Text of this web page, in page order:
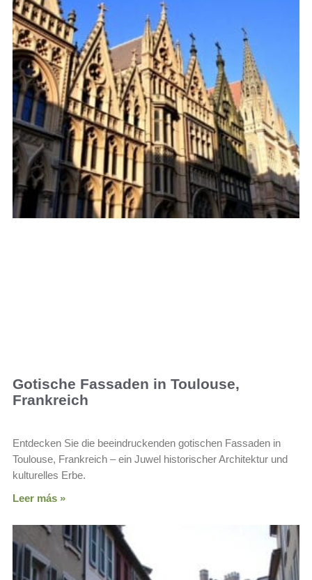
Gotische Fassaden in Toulouse,
Frankreich
Entdecken Sie die beeindruckenden gotischen Fassaden in
Toulouse, Frankreich – ein Juwel historischer Architektur und
kulturelles Erbe.
Leer más »